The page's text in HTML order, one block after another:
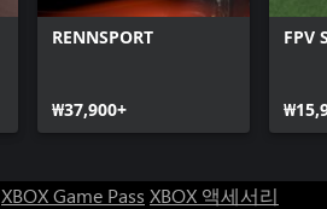
RENNSPORT
₩37,900+
FPV
XBOX Game Pass XBOX 액세서리